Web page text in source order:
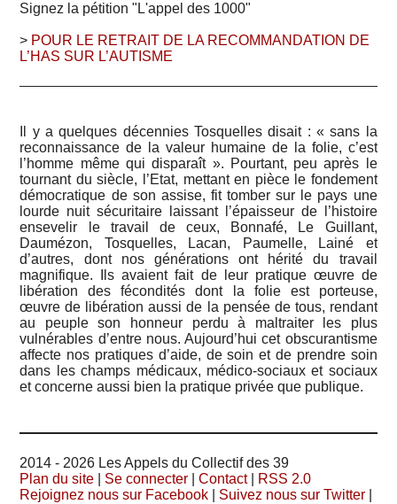
Signez la pétition "L'appel des 1000"
> POUR LE RETRAIT DE LA RECOMMANDATION DE
L’HAS SUR L’AUTISME
Il y a quelques décennies Tosquelles disait : « sans la
reconnaissance de la valeur humaine de la folie, c’est
l’homme même qui disparaît ». Pourtant, peu après le
tournant du siècle, l’Etat, mettant en pièce le fondement
démocratique de son assise, fit tomber sur le pays une
lourde nuit sécuritaire laissant l’épaisseur de l’histoire
ensevelir le travail de ceux, Bonnafé, Le Guillant,
Daumézon, Tosquelles, Lacan, Paumelle, Lainé et
d’autres, dont nos générations ont hérité du travail
magnifique. Ils avaient fait de leur pratique œuvre de
libération des fécondités dont la folie est porteuse,
œuvre de libération aussi de la pensée de tous, rendant
au peuple son honneur perdu à maltraiter les plus
vulnérables d’entre nous. Aujourd’hui cet obscurantisme
affecte nos pratiques d’aide, de soin et de prendre soin
dans les champs médicaux, médico-sociaux et sociaux
et concerne aussi bien la pratique privée que publique.
2014 - 2026 Les Appels du Collectif des 39
Plan du site
Se connecter |Contact| RSS 2.0
Rejoignez nous sur Facebook
Suivez nous sur Twitter